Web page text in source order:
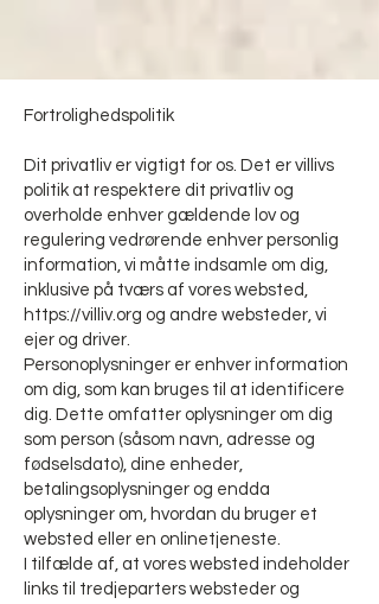
Fortrolighedspolitik
Dit privatliv er vigtigt for os. Det er villivs
politik at respektere dit privatliv og
overholde enhver gældende lov og
regulering vedrørende enhver personlig
information, vi måtte indsamle om dig,
inklusive på tværs af vores websted,
https://villiv.org og andre websteder, vi
ejer og driver.
Personoplysninger er enhver information
om dig, som kan bruges til at identificere
dig. Dette omfatter oplysninger om dig
som person (såsom navn, adresse og
fødselsdato), dine enheder,
betalingsoplysninger og endda
oplysninger om, hvordan du bruger et
websted eller en onlinetjeneste.
I tilfælde af, at vores websted indeholder
links til tredjeparters websteder og